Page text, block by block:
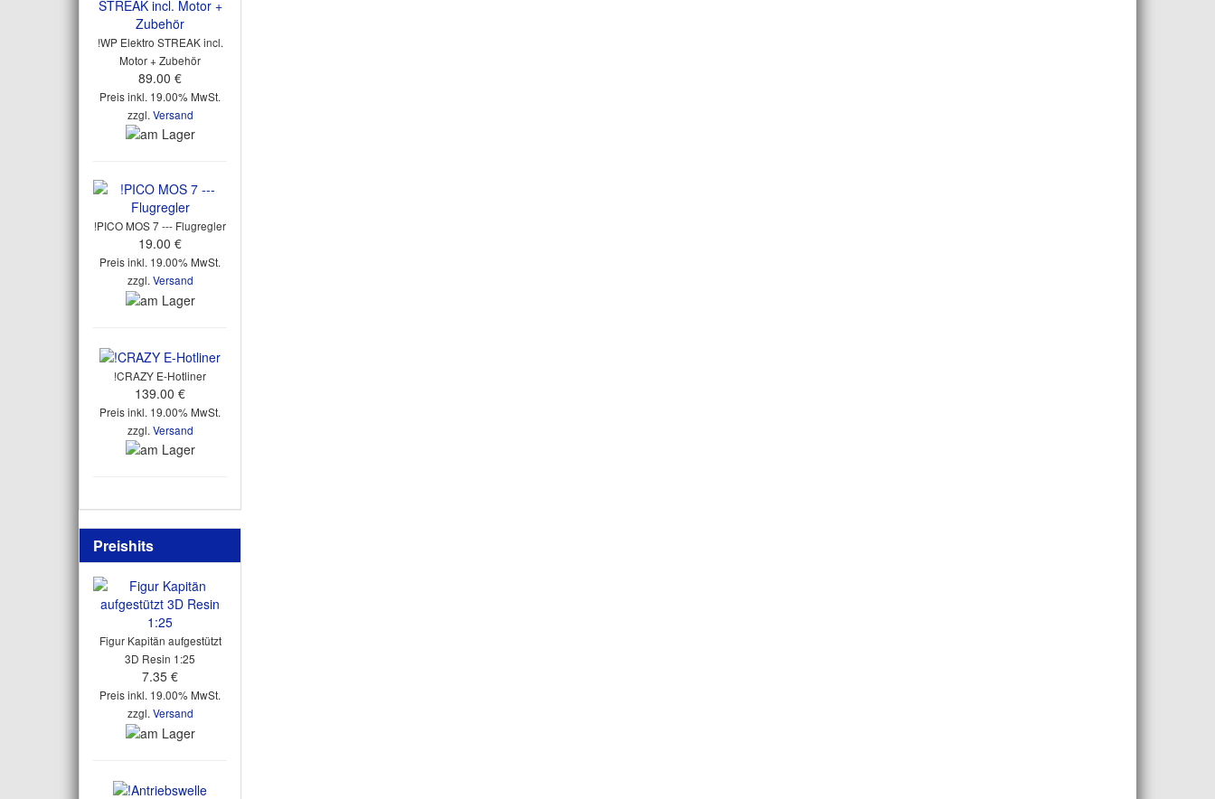
!WP Elektro STREAK incl.
Motor + Zubehör
89.00 €
Preis inkl. 19.00% MwSt.
zzgl. Versand
!PICO MOS 7 --- Flugregler
19.00 €
Preis inkl. 19.00% MwSt.
zzgl. Versand
!CRAZY E-Hotliner
139.00 €
Preis inkl. 19.00% MwSt.
zzgl. Versand
Preishits
Figur Kapitän aufgestützt
3D Resin 1:25
7.35 €
Preis inkl. 19.00% MwSt.
zzgl. Versand